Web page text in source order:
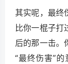
其实呢，最终
比你一棍子打
后的那一击。
“最终伤害”